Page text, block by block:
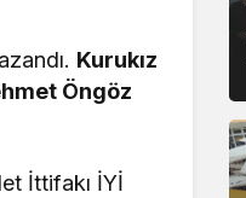
Kurukız
Öngöz
İttifakı İYİ